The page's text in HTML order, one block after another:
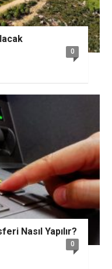
0
Nasıl Yapılır?
0